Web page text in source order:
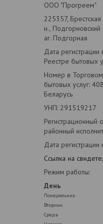
ООО "Прогреем"
225357,
н.,
аг. Подгорная
Дата
Реестре бытовых
Номер в
бытовых услуг:
Беларусь
УНП: 291519217
Регистрационный
районный
Дата
Ссылка на
Режим работы:
День
Понедельник
Вторник
Среда